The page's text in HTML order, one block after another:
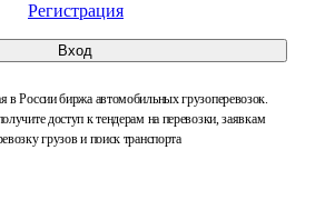
Регистрация
Вход
России биржа автомобильных грузоперевозок.
доступ к тендерам на перевозки, заявкам
грузов и поиск транспорта